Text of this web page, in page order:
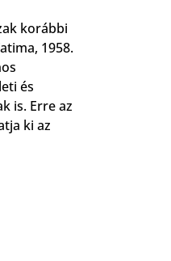
korábbi
1958.
és
is. Erre az
ki az